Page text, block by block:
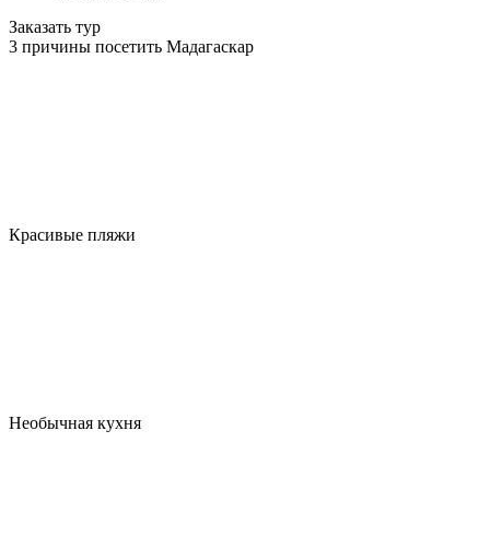
Заказать тур
3 причины посетить Мадагаскар
Красивые пляжи
Необычная кухня